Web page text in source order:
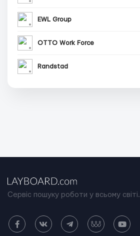
EWL Group
OTTO Work Force
Randstad
Сервіс пошуку роботи у всьому світі.